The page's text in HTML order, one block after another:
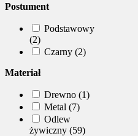
Postument
Podstawowy
(2)
Czarny (2)
Materiał
Drewno (1)
Metal (7)
Odlew
żywiczny (59)